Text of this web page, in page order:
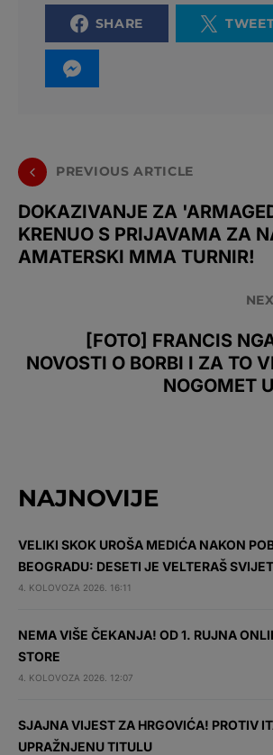
SHARE
PREVIOUS ARTICLE
DOKAZIVANJE ZA
KRENUO S PRIJAVAMA ZA
AMATERSKI MMA TURNIR!
[FOTO] FRANCIS
NOVOSTI O BORBI I ZA TO
NOGOMET
NAJNOVIJE
VELIKI SKOK UROŠA MEDIĆA NAKON
BEOGRADU: DESETI JE VELTERAŠ
4. KOLOVOZA 2026. 16:11
NEMA VIŠE ČEKANJA! OD 1. RUJNA
STORE
4. KOLOVOZA 2026. 12:07
SJAJNA VIJEST ZA HRGOVIĆA! PROTIV
UPRAŽNJENU TITULU